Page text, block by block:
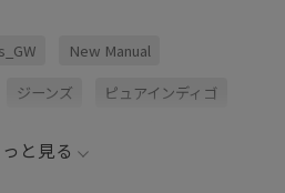
New Manual
ジーンズ ピュアインディゴ
と見る